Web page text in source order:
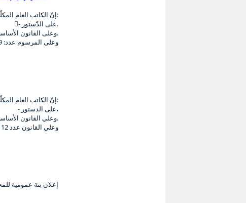
إنّ الكاتب العام المكلّف بتسيير شؤون بلديـّة الزّريبـة بـعـد الاطّـلاع عـلـى:
- على الدّستور.
- وعلى القانون الأساسي عدد 29 لسنة 2018 المؤرّخ فى: 09 ماي 2018 المتعلّق بإصدار مجلّة الجماعات المحليّــة.
- وعلى المرسوم عدد: 09 لسنة...
إنّ الكاتب العام المكلّف بتسيير شؤون بلدية الزريبة بعد الإطّلاع:
- على الدستور،
- وعلي القانون الأساسي عدد 29 لسنة 2018 المؤرّخ في 09 ماي 2018 المتعلّق بمجلّة الجماعات المحلّية.
- وعلي القانون عدد 112 لسنة 1983 المؤرّخ في 12 ديسمبر...
إعلان بتة عمومية للمحل عدد 07 بالسوق الأسبوعية للمرة